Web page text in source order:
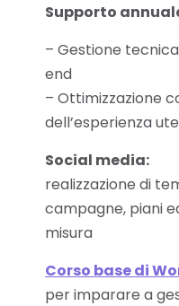
Supporto
– Gestione
end
– Ottimizzazione
dell’esperienza
Social media:
realizzazione di
campagne, piani
misura
Corso base di
per imparare a